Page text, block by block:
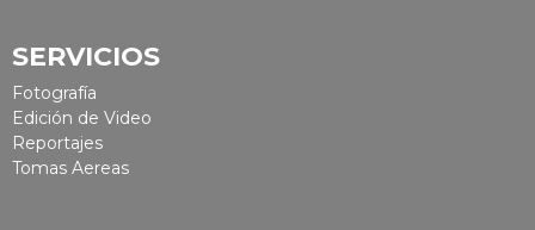
SERVICIOS
Fotografía
Edición de Video
Reportajes
Tomas Aereas